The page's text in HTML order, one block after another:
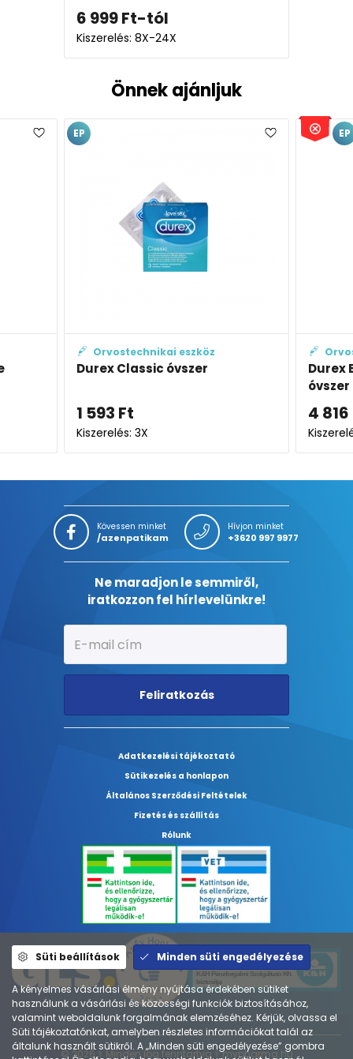
6 999Ft-tól
Kiszerelés: 8X-24X
Önnek ajánljuk
Orvostechnikai eszköz
Durex Classic óvszer
1 593Ft
Kiszerelés: 3X
EP
Durex
óvszer
4 816
EP
Kövessen minket
/azenpatikam
Hívjon minket
+3620 997 9977
Ne maradjon le semmiről,
iratkozzon fel hírlevelünkre!
Feliratkozás
Adatkezelési tájékoztató
Sütikezelés a honlapon
Általános Szerződési Feltételek
Fizetés és szállítás
Rólunk
© 2026 ⚕︎ Minden jog fenntartva ⚕︎ mypharma.hu
Süti beállítások Minden süti engedélyezése
A kényelmes vásárlási élmény nyújtása érdekében sütiket
használunk a vásárlási és közösségi funkciók biztosításához,
valamint weboldalunk forgalmának elemzéséhez. Kérjük, olvassa el
Süti tájékoztatónkat, amelyben részletes információkat talál az
általunk használt sütikről. A „Minden süti engedélyezése” gombra